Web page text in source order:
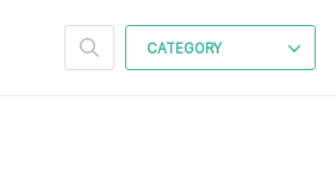
CATEGORY